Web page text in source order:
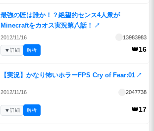
最強の匠は誰か！？絶望的センス4人衆が
Minecraftをカオス実況第八話！
↗
2012/11/16 13983983
👑16
▼詳細 解析
【実況】かなり怖いホラーFPS Cry of Fear:01 ↗
2012/11/16 2047738
👑17
▼詳細 解析